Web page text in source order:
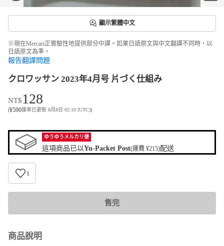
顯示繁體中文
※現在Mercari正實驗性地提供部分中譯。如果日語原文與中文翻譯不同時，以
日語原文為準。
報告翻譯問題
クロワッサン 2023年4月号 片づく仕組み
NT$128
(¥590匯率已更新 8月8日 02:10 [UTC])
ゆうゆうメルカリ便
這項商品已以Yu-Packet Post(運費 ¥215)配送
1
售完
商品說明